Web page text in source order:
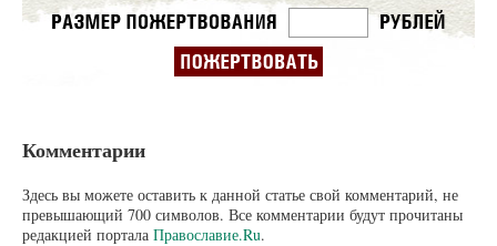
Комментарии
Здесь вы можете оставить к данной статье свой комментарий, не
превышающий 700 символов. Все комментарии будут прочитаны
редакцией портала Православие.Ru.